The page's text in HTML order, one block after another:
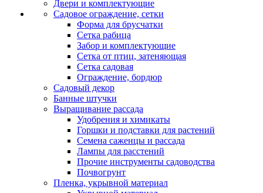
Двери и комплектующие
Садовое ограждение, сетки
Форма для брусчатки
Сетка рабица
Забор и комплектующие
Сетка от птиц, затеняющая
Сетка садовая
Ограждение, бордюр
Садовый декор
Банные штучки
Выращивание рассада
Удобрения и химикаты
Горшки и подставки для растений
Семена саженцы и рассада
Лампы для расстений
Прочие инструменты садоводства
Почвогрунт
Пленка, укрывной материал